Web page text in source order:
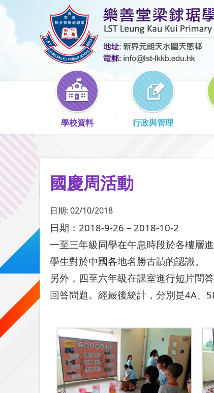
學校資料 行政與管理
國慶周活動
日期: 02/10/2018
日期：2018-9-26－2018-10-2
一至三年級同學在午息時段於各樓層
學生對於中國各地名勝古蹟的認識。
另外，四至六年級在課室進行短片問
回答問題。經最後統計，分別是4A、